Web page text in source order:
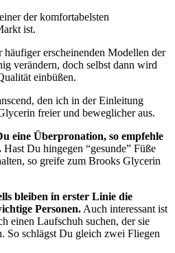
der komfortabelsten
ist.
erscheinenden Modellen der
verändern, doch selbst dann wird
einbüßen.
den ich in der Einleitung
freier und beweglicher aus.
eine Überpronation, so empfehle
Hast Du hingegen “gesunde” Füße
so greife zum Brooks Glycerin
bleiben in erster Linie die
Personen. Auch interessant ist
einen Laufschuh suchen, der sie
So schlägst Du gleich zwei Fliegen